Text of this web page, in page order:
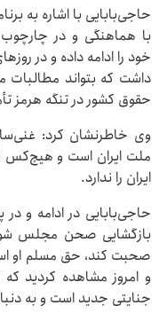
حاجی‌بابایی با اشاره به
با هماهنگی و در
خود را ادامه داده و در
داشت که بتواند مطالبات
حقوق کشور در تنگه هرمز
وی خاطرنشان کرد:
ملت ایران است و هیچ‌کس
ایران را ندارد.
حاجی‌بابایی در ادامه و
بازگشایی صحن مجلس
صحبت کند، حق مسلم او
و امروز مشاهده کردید
جنایتی جدید است و به